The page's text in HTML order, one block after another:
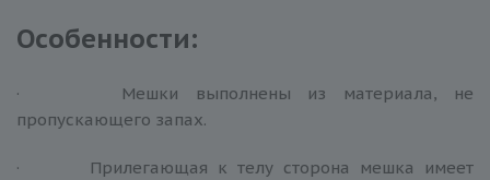
Особенности:
· Мешки выполнены из материала, не
пропускающего запах.
· Прилегающая к телу сторона мешка имеет